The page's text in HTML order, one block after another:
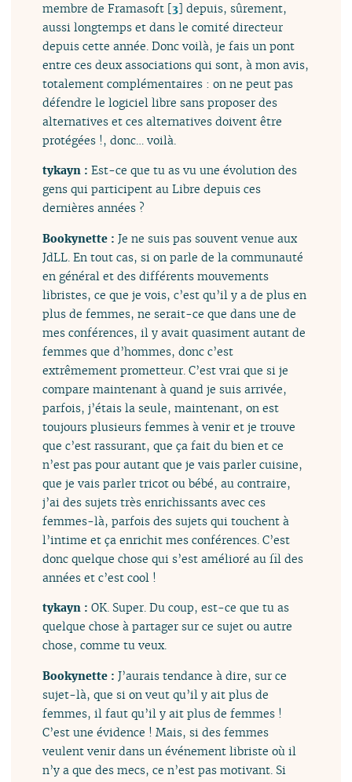
membre de Framasoft [3] depuis, sûrement,
aussi longtemps et dans le comité directeur
depuis cette année. Donc voilà, je fais un pont
entre ces deux associations qui sont, à mon avis,
totalement complémentaires : on ne peut pas
défendre le logiciel libre sans proposer des
alternatives et ces alternatives doivent être
protégées !, donc… voilà.
tykayn :Est-ce que tu as vu une évolution des
gens qui participent au Libre depuis ces
dernières années ?
Bookynette :Je ne suis pas souvent venue aux
JdLL. En tout cas, si on parle de la communauté
en général et des différents mouvements
libristes, ce que je vois, c’est qu’il y a de plus en
plus de femmes, ne serait-ce que dans une de
mes conférences, il y avait quasiment autant de
femmes que d’hommes, donc c’est
extrêmement prometteur. C’est vrai que si je
compare maintenant à quand je suis arrivée,
parfois, j’étais la seule, maintenant, on est
toujours plusieurs femmes à venir et je trouve
que c’est rassurant, que ça fait du bien et ce
n’est pas pour autant que je vais parler cuisine,
que je vais parler tricot ou bébé, au contraire,
j’ai des sujets très enrichissants avec ces
femmes-là, parfois des sujets qui touchent à
l’intime et ça enrichit mes conférences. C’est
donc quelque chose qui s’est amélioré au fil des
années et c’est cool !
tykayn :OK. Super. Du coup, est-ce que tu as
quelque chose à partager sur ce sujet ou autre
chose, comme tu veux.
Bookynette :J’aurais tendance à dire, sur ce
sujet-là, que si on veut qu’il y ait plus de
femmes, il faut qu’il y ait plus de femmes !
C’est une évidence ! Mais, si des femmes
veulent venir dans un événement libriste où il
n’y a que des mecs, ce n’est pas motivant. Si